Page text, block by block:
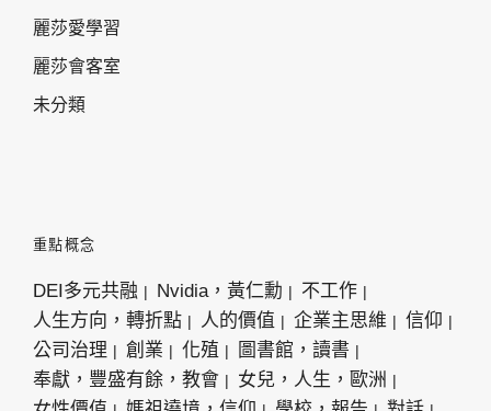
麗莎愛學習
麗莎會客室
未分類
重點概念
DEI多元共融 Nvidia，黃仁勳
不工作
人生方向，轉折點
人的價值 企業主思維
信仰
公司治理
創業 化殖
圖書館，讀書
奉獻，豐盛有餘，教會
女兒，人生，歐洲